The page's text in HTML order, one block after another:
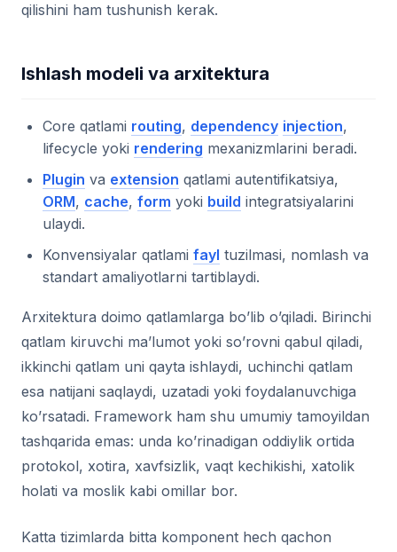
qilishini ham tushunish kerak.
Ishlash modeli va arxitektura
Core qatlami routing, dependency injection,
lifecycle yoki rendering mexanizmlarini beradi.
Plugin va extension qatlami autentifikatsiya,
ORM, cache, form yoki build integratsiyalarini
ulaydi.
Konvensiyalar qatlami fayl tuzilmasi, nomlash va
standart amaliyotlarni tartiblaydi.
Arxitektura doimo qatlamlarga bo’lib o’qiladi. Birinchi
qatlam kiruvchi ma’lumot yoki so’rovni qabul qiladi,
ikkinchi qatlam uni qayta ishlaydi, uchinchi qatlam
esa natijani saqlaydi, uzatadi yoki foydalanuvchiga
ko’rsatadi. Framework ham shu umumiy tamoyildan
tashqarida emas: unda ko’rinadigan oddiylik ortida
protokol, xotira, xavfsizlik, vaqt kechikishi, xatolik
holati va moslik kabi omillar bor.
Katta tizimlarda bitta komponent hech qachon